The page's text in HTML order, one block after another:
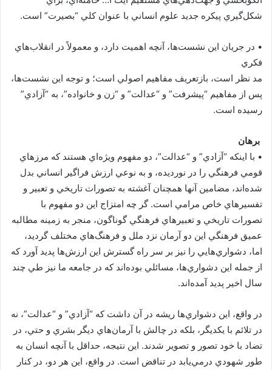
شکل‌گيري پيکره جديد علوم انساني با عنوان کلي “بصيرت” است.
•‏ در جريان اين نشست‌ها، آنچه اهميت دارد، و معمولاً در انقلاب‌هاي
فکري
مد نظر است، بازتعريف مفاهيم اصولي است؛ و توجه اين نشست‌ها،
پس از مفاهيم “پيشرفت” و “عدالت” و “زن و خانواده”، به “آزادي”
رسيده است.
برهان
‏•‏ با اينکه “آزادي” و “عدالت”، دو مفهوم ويژه‌اي هستند که مرزهاي
قومي فرهنگي را در نورديده، و به نوعي ارزش فراگير انساني بدل
شده‌اند، مضامين آنها همچنان آغشته به تصورات تاريخي و تعبير و
تفسيرهاي خاص مرامي است. گر چه امتزاج اين دو مفهوم با
تصورات تاريخي و تعبيرهاي فرهنگي گوناگون، منجر به زمينه‌ مطالبه‌
عميق فرهنگي اين دو آرمان نزد ملل و فرهنگ‌هاي مختلف گرديد،
اما، دشواري‌هايي را نيز بر سر راه گسترش اين ارزش‌ها پديد آورد که
از جمله اين دشواري‌ها، مسائلي بوده‌اند که در جامعه‌ ما نيز طي چند
سال اخير پديد آمده‌اند.
در واقع، اين دشواري‌ها ريشه در آن داشت که “آزادي” و “عدالت”، نه
در تلائم با يکديگر، بلکه در چالش با آرمان‌هاي ديگر بشري و حتي، در
تضاد با خود تصور و تصوير شدند. اين نتيجه، حداقل با آنچه انسان به
طور شهودي درمي‌يابد در تناقض است. در واقع، اين هر دو، در کنار